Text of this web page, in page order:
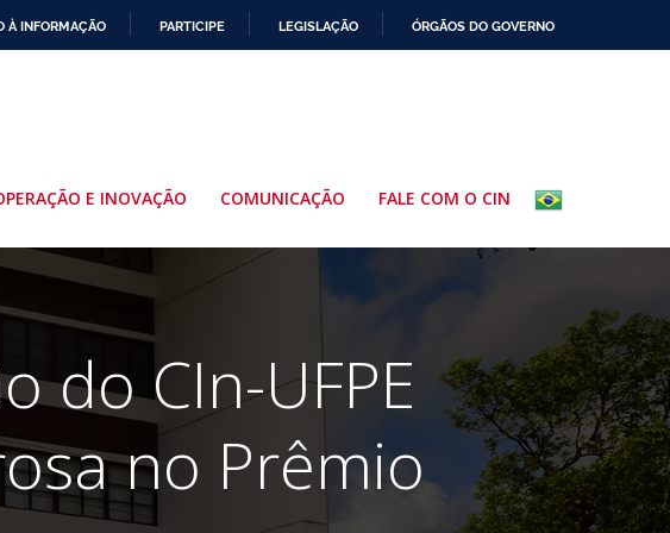
À INFORMAÇÃO PARTICIPE LEGISLAÇÃO ÓRGÃOS DO GOVERNO
E INOVAÇÃO COMUNICAÇÃO FALE COM O CIN
do CIn-UFPE
no Prêmio